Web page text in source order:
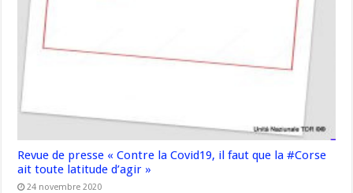
Revue de presse « Contre la Covid19, il faut que la #Corse
ait toute latitude d’agir »
24 novembre 2020